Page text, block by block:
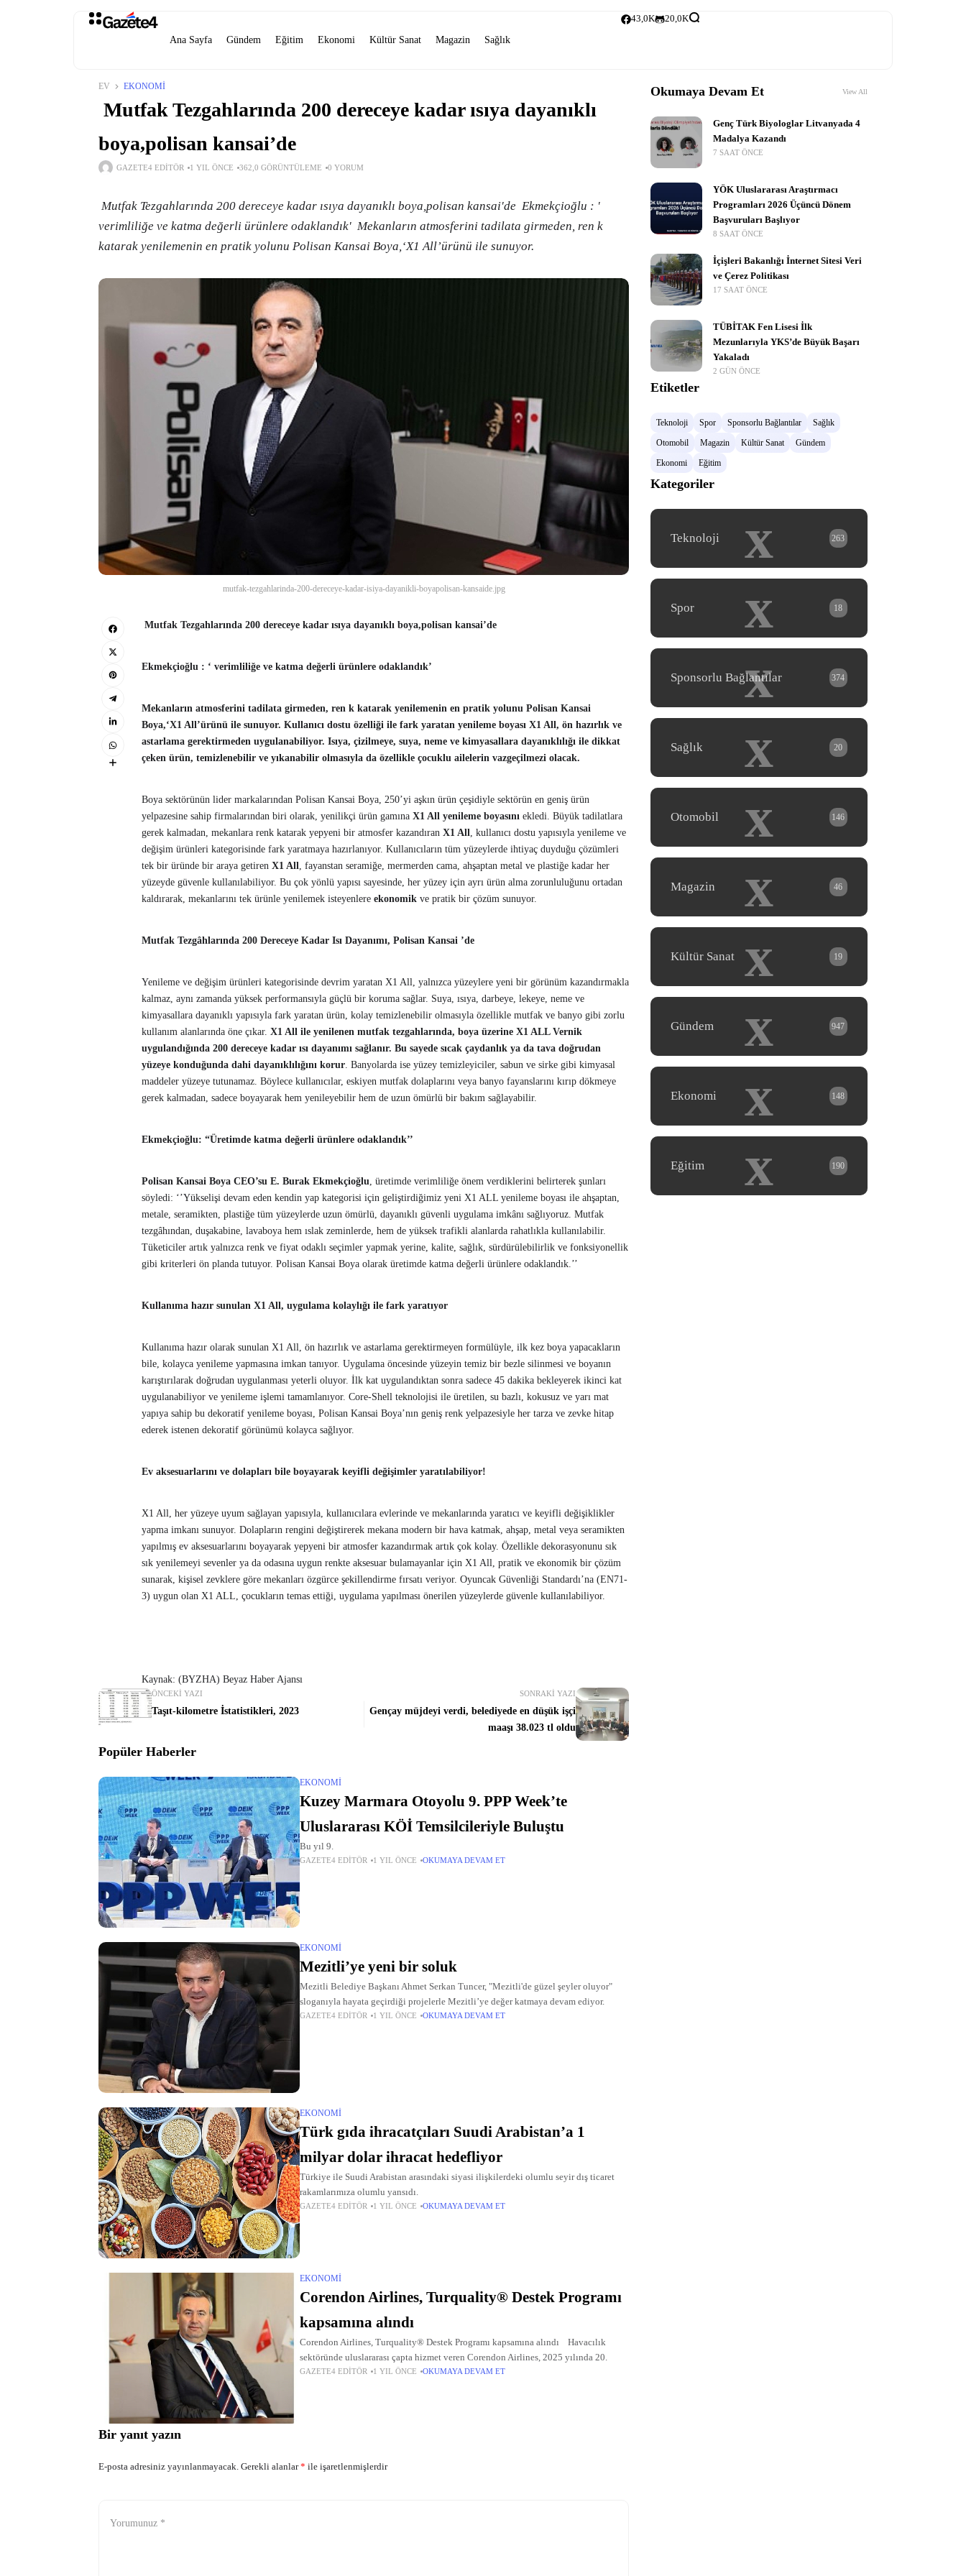
Ana Sayfa Gündem Eğitim Ekonomi Kültür Sanat Magazin Sağlık
43,0K 20,0K
EV EKONOMI
Mutfak Tezgahlarında 200 dereceye kadar ısıya dayanıklı
boya,polisan kansai’de
GAZETE4 EDITÖR 1 YIL ÖNCE 362,0 GÖRÜNTÜLEME 0 YORUM
Mutfak Tezgahlarında 200 dereceye kadar ısıya dayanıklı boya,polisan kansai'de Ekmekçioğlu : '
verimliliğe ve katma değerli ürünlere odaklandık' Mekanların atmosferini tadilata girmeden, ren k
katarak yenilemenin en pratik yolunu Polisan Kansai Boya,‘X1 All’ürünü ile sunuyor.
mutfak-tezgahlarinda-200-dereceye-kadar-isiya-dayanikli-boyapolisan-kansaide.jpg
Mutfak Tezgahlarında 200 dereceye kadar ısıya dayanıklı boya,polisan kansai’de
Ekmekçioğlu : ‘ verimliliğe ve katma değerli ürünlere odaklandık’
Mekanların atmosferini tadilata girmeden, ren k katarak yenilemenin en pratik yolunu Polisan Kansai
Boya,‘X1 All’ürünü ile sunuyor. Kullanıcı dostu özelliği ile fark yaratan yenileme boyası X1 All, ön hazırlık ve
astarlama gerektirmeden uygulanabiliyor. Isıya, çizilmeye, suya, neme ve kimyasallara dayanıklılığı ile dikkat
çeken ürün, temizlenebilir ve yıkanabilir olmasıyla da özellikle çocuklu ailelerin vazgeçilmezi olacak.
Boya sektörünün lider markalarından Polisan Kansai Boya, 250’yi aşkın ürün çeşidiyle sektörün en geniş ürün
yelpazesine sahip firmalarından biri olarak, yenilikçi ürün gamına X1 All yenileme boyasını ekledi. Büyük tadilatlara
gerek kalmadan, mekanlara renk katarak yepyeni bir atmosfer kazandıran X1 All, kullanıcı dostu yapısıyla yenileme ve
değişim ürünleri kategorisinde fark yaratmaya hazırlanıyor. Kullanıcıların tüm yüzeylerde ihtiyaç duyduğu çözümleri
tek bir üründe bir araya getiren X1 All, fayanstan seramiğe, mermerden cama, ahşaptan metal ve plastiğe kadar her
yüzeyde güvenle kullanılabiliyor. Bu çok yönlü yapısı sayesinde, her yüzey için ayrı ürün alma zorunluluğunu ortadan
kaldırarak, mekanlarını tek ürünle yenilemek isteyenlere ekonomik ve pratik bir çözüm sunuyor.
Mutfak Tezgâhlarında 200 Dereceye Kadar Isı Dayanımı, Polisan Kansai ’de
Yenileme ve değişim ürünleri kategorisinde devrim yaratan X1 All, yalnızca yüzeylere yeni bir görünüm kazandırmakla
kalmaz, aynı zamanda yüksek performansıyla güçlü bir koruma sağlar. Suya, ısıya, darbeye, lekeye, neme ve
kimyasallara dayanıklı yapısıyla fark yaratan ürün, kolay temizlenebilir olmasıyla özellikle mutfak ve banyo gibi zorlu
kullanım alanlarında öne çıkar. X1 All ile yenilenen mutfak tezgahlarında, boya üzerine X1 ALL Vernik
uygulandığında 200 dereceye kadar ısı dayanımı sağlanır. Bu sayede sıcak çaydanlık ya da tava doğrudan
yüzeye konduğunda dahi dayanıklılığını korur. Banyolarda ise yüzey temizleyiciler, sabun ve sirke gibi kimyasal
maddeler yüzeye tutunamaz. Böylece kullanıcılar, eskiyen mutfak dolaplarını veya banyo fayanslarını kırıp dökmeye
gerek kalmadan, sadece boyayarak hem yenileyebilir hem de uzun ömürlü bir bakım sağlayabilir.
Ekmekçioğlu: “Üretimde katma değerli ürünlere odaklandık’’
Polisan Kansai Boya CEO’su E. Burak Ekmekçioğlu, üretimde verimliliğe önem verdiklerini belirterek şunları
söyledi: ‘’Yükselişi devam eden kendin yap kategorisi için geliştirdiğimiz yeni X1 ALL yenileme boyası ile ahşaptan,
metale, seramikten, plastiğe tüm yüzeylerde uzun ömürlü, dayanıklı güvenli uygulama imkânı sağlıyoruz. Mutfak
tezgâhından, duşakabine, lavaboya hem ıslak zeminlerde, hem de yüksek trafikli alanlarda rahatlıkla kullanılabilir.
Tüketiciler artık yalnızca renk ve fiyat odaklı seçimler yapmak yerine, kalite, sağlık, sürdürülebilirlik ve fonksiyonellik
gibi kriterleri ön planda tutuyor. Polisan Kansai Boya olarak üretimde katma değerli ürünlere odaklandık.’’
Kullanıma hazır sunulan X1 All, uygulama kolaylığı ile fark yaratıyor
Kullanıma hazır olarak sunulan X1 All, ön hazırlık ve astarlama gerektirmeyen formülüyle, ilk kez boya yapacakların
bile, kolayca yenileme yapmasına imkan tanıyor. Uygulama öncesinde yüzeyin temiz bir bezle silinmesi ve boyanın
karıştırılarak doğrudan uygulanması yeterli oluyor. İlk kat uygulandıktan sonra sadece 45 dakika bekleyerek ikinci kat
uygulanabiliyor ve yenileme işlemi tamamlanıyor. Core-Shell teknolojisi ile üretilen, su bazlı, kokusuz ve yarı mat
yapıya sahip bu dekoratif yenileme boyası, Polisan Kansai Boya’nın geniş renk yelpazesiyle her tarza ve zevke hitap
ederek istenen dekoratif görünümü kolayca sağlıyor.
Ev aksesuarlarını ve dolapları bile boyayarak keyifli değişimler yaratılabiliyor!
X1 All, her yüzeye uyum sağlayan yapısıyla, kullanıcılara evlerinde ve mekanlarında yaratıcı ve keyifli değişiklikler
yapma imkanı sunuyor. Dolapların rengini değiştirerek mekana modern bir hava katmak, ahşap, metal veya seramikten
yapılmış ev aksesuarlarını boyayarak yepyeni bir atmosfer kazandırmak artık çok kolay. Özellikle dekorasyonunu sık
sık yenilemeyi sevenler ya da odasına uygun renkte aksesuar bulamayanlar için X1 All, pratik ve ekonomik bir çözüm
sunarak, kişisel zevklere göre mekanları özgürce şekillendirme fırsatı veriyor. Oyuncak Güvenliği Standardı’na (EN71-
3) uygun olan X1 ALL, çocukların temas ettiği, uygulama yapılması önerilen yüzeylerde güvenle kullanılabiliyor.
Kaynak: (BYZHA) Beyaz Haber Ajansı
ÖNCEKI YAZI
Taşıt-kilometre İstatistikleri, 2023
SONRAKI YAZI
Gençay müjdeyi verdi, belediyede en düşük işçi
maaşı 38.023 tl oldu
Popüler Haberler
EKONOMI
Kuzey Marmara Otoyolu 9. PPP Week’te
Uluslararası KÖİ Temsilcileriyle Buluştu
Bu yıl 9.
GAZETE4 EDITÖR 1 YIL ÖNCE OKUMAYA DEVAM ET
EKONOMI
Mezitli’ye yeni bir soluk
Mezitli Belediye Başkanı Ahmet Serkan Tuncer, "Mezitli'de güzel şeyler oluyor"
sloganıyla hayata geçirdiği projelerle Mezitli’ye değer katmaya devam ediyor.
GAZETE4 EDITÖR 1 YIL ÖNCE OKUMAYA DEVAM ET
EKONOMI
Türk gıda ihracatçıları Suudi Arabistan’a 1
milyar dolar ihracat hedefliyor
Türkiye ile Suudi Arabistan arasındaki siyasi ilişkilerdeki olumlu seyir dış ticaret
rakamlarımıza olumlu yansıdı.
GAZETE4 EDITÖR 1 YIL ÖNCE OKUMAYA DEVAM ET
EKONOMI
Corendon Airlines, Turquality® Destek Programı
kapsamına alındı
Corendon Airlines, Turquality® Destek Programı kapsamına alındı Havacılık
sektöründe uluslararası çapta hizmet veren Corendon Airlines, 2025 yılında 20.
GAZETE4 EDITÖR 1 YIL ÖNCE OKUMAYA DEVAM ET
Bir yanıt yazın
E-posta adresiniz yayınlanmayacak. Gerekli alanlar* ile işaretlenmişlerdir
Okumaya Devam Et View All
Genç Türk Biyologlar Litvanyada 4
Madalya Kazandı
7 SAAT ÖNCE
YÖK Uluslararası Araştırmacı
Programları 2026 Üçüncü Dönem
Başvuruları Başlıyor
8 SAAT ÖNCE
İçişleri Bakanlığı İnternet Sitesi Veri
ve Çerez Politikası
17 SAAT ÖNCE
TÜBİTAK Fen Lisesi İlk
Mezunlarıyla YKS’de Büyük Başarı
Yakaladı
2 GÜN ÖNCE
Etiketler
Teknoloji Spor Sponsorlu Bağlantılar
Sağlık
Otomobil
Magazin Kültür Sanat
Gündem
Ekonomi
Eğitim
Kategoriler
x
Teknoloji 263
x
Spor 18
x
Sponsorlu Bağlantılar 374
x
Sağlık 20
x
Otomobil 146
x
Magazin 46
x
Kültür Sanat 19
x
Gündem 947
x
Ekonomi 148
x
Eğitim 190